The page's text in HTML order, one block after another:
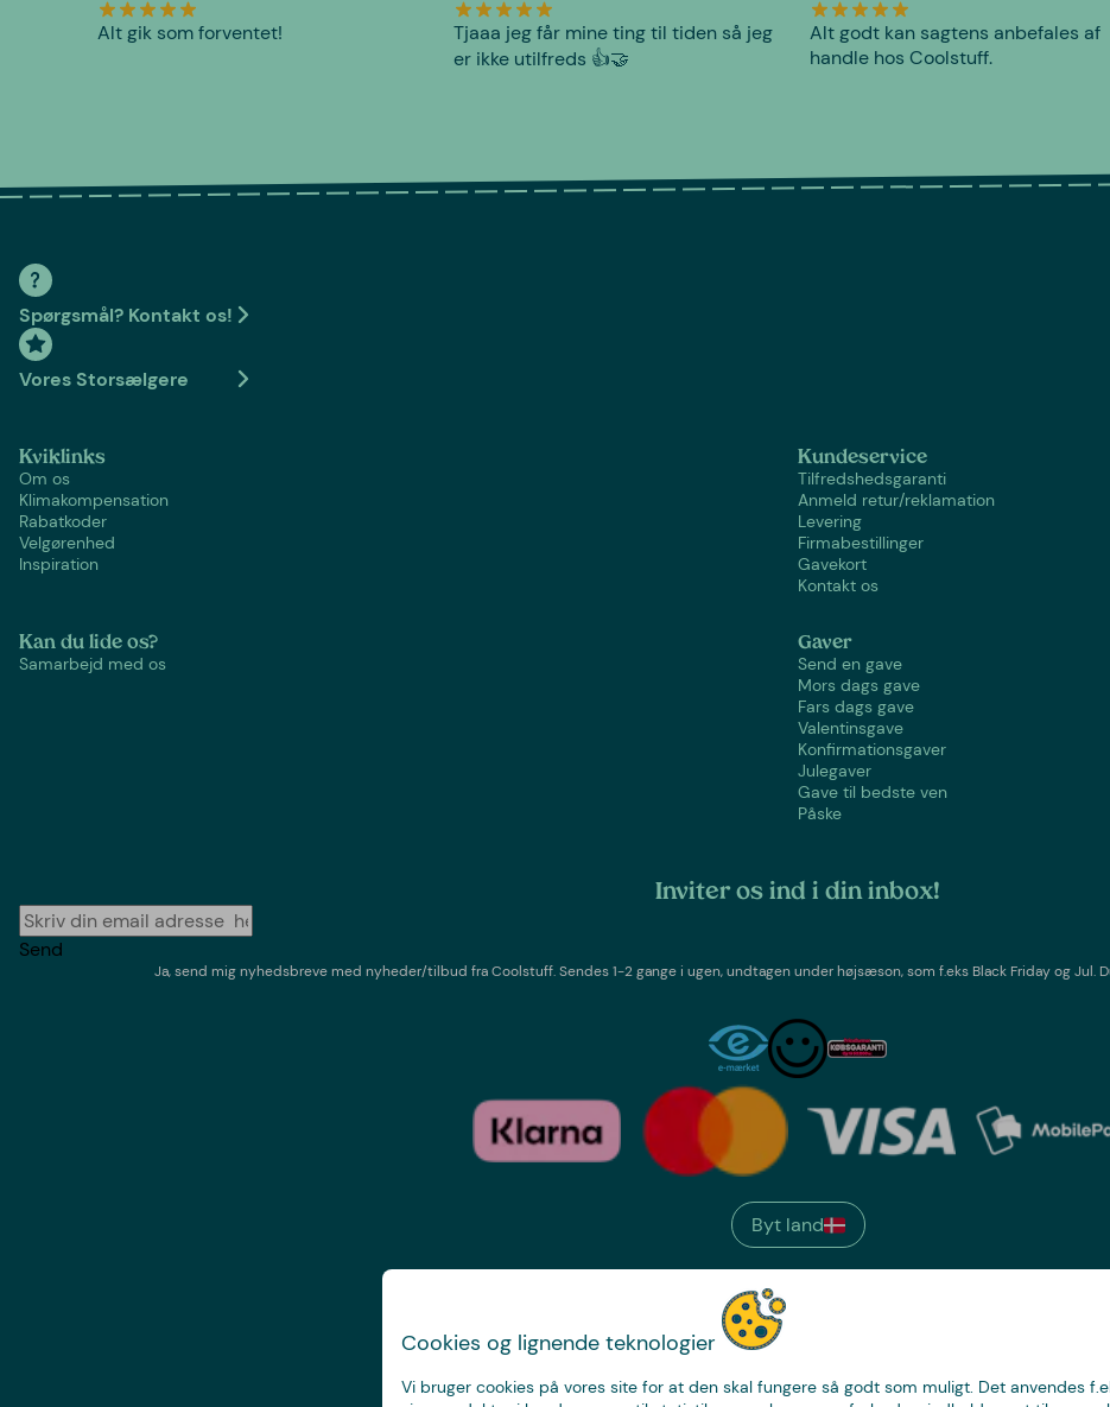
Cookies og lignende teknologier
Vi bruger cookies på vores site for at den skal fungere så godt som muligt. Det anvendes
Alt gik som forventet!
Tjaaa jeg får mine ting til tiden så jeg
er ikke utilfreds 👍🤝
Alt godt kan sagtens anbefales af
handle hos Coolstuff.
Spørgsmål? Kontakt os!
Vores Storsælgere
Kviklinks
Om os
Klimakompensation
Rabatkoder
Velgørenhed
Inspiration
Kundeservice
Tilfredshedsgaranti
Anmeld retur/reklamation
Levering
Firmabestillinger
Gavekort
Kontakt os
Kan du lide os?
Samarbejd med os
Gaver
Send en gave
Mors dags gave
Fars dags gave
Valentinsgave
Konfirmationsgaver
Julegaver
Gave til bedste ven
Påske
Inviter os ind i din inbox!
Send
Ja, send mig nyhedsbreve med nyheder/tilbud fraCoolstuff. Sendes 1-2 gange i ugen,undtagen under højsæson, som f.eks Black Friday og Jul.
Byt land